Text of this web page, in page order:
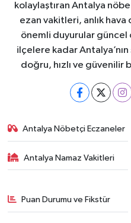
kolaylaştıran Antalya
ezan vakitleri, anlık
önemli duyurular güncel
ilçelere kadar
doğru, hızlı ve güvenilir
Antalya Nöbetçi Eczaneler
Antalya Namaz Vakitleri
Puan Durumu ve Fikstür